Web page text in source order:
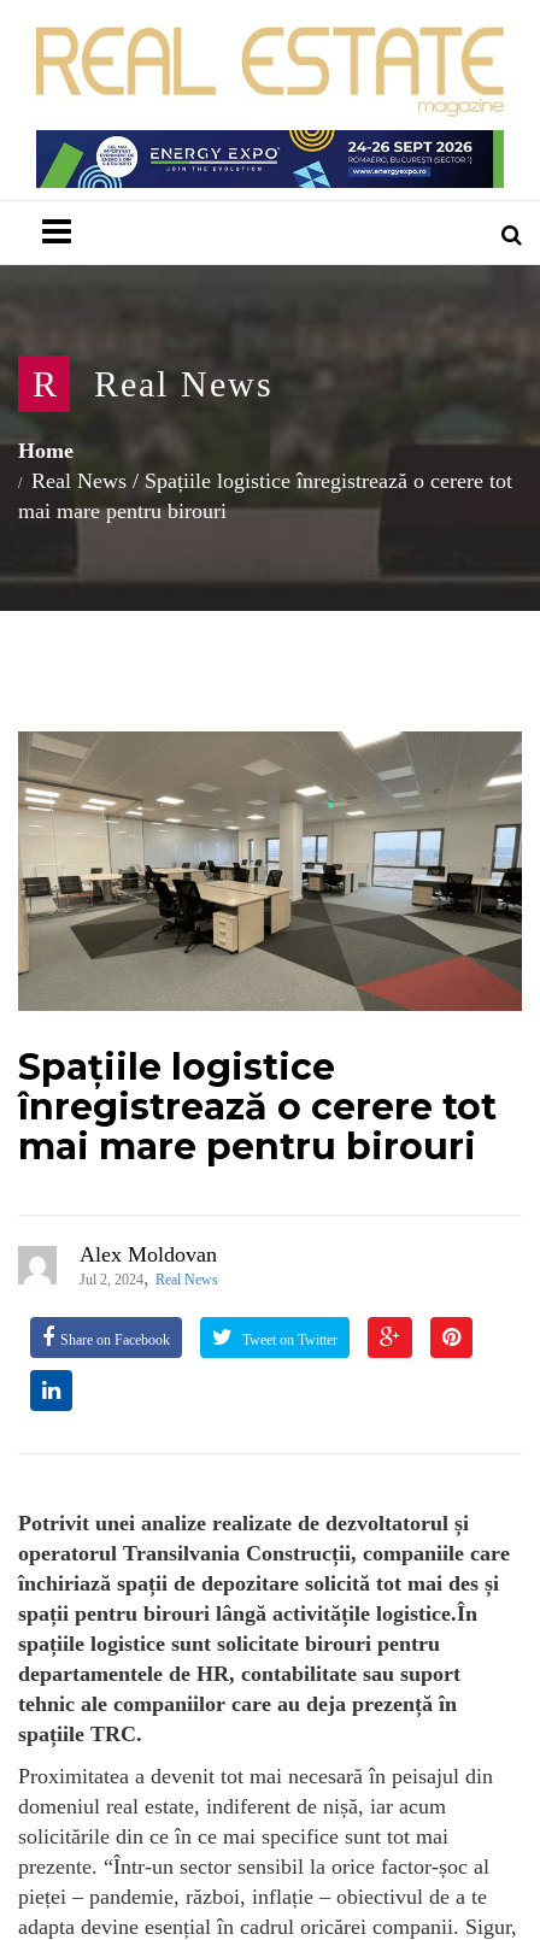
R Real News
Home
Real News / Spațiile logistice înregistrează o cerere tot
mai mare pentru birouri
Spațiile logistice
înregistrează o cerere tot
mai mare pentru birouri
Alex Moldovan
Jul 2, 2024, Real News
Share on Facebook Tweet on Twitter
Potrivit unei analize realizate de dezvoltatorul și
operatorul Transilvania Construcții, companiile care
închiriază spații de depozitare solicită tot mai des și
spații pentru birouri lângă activitățile logistice.În
spațiile logistice sunt solicitate birouri pentru
departamentele de HR, contabilitate sau suport
tehnic ale companiilor care au deja prezență în
spațiile TRC.
Proximitatea a devenit tot mai necesară în peisajul din
domeniul real estate, indiferent de nișă, iar acum
solicitările din ce în ce mai specifice sunt tot mai
prezente. “Într-un sector sensibil la orice factor-șoc al
pieței – pandemie, război, inflație – obiectivul de a te
adapta devine esențial în cadrul oricărei companii. Sigur,